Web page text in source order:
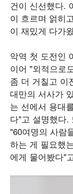
건이 신선했다.
이 흐르며 얽히
이 재밌게 다가
악역 첫 도전인
이어 "외적으로
좀 더 거칠고 이
대만의 서사가
는 선에서 용대
다"고 설명했다.
"60여명의 사람
하는 게 필요했
에게 물어봤다"